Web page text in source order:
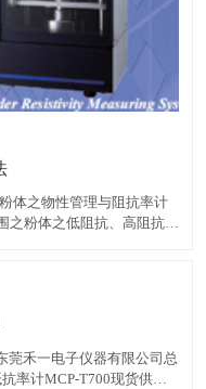
体之物性管理与阻抗率计
之粉体之低阻抗、高阻抗样
莞禾一电子仪器有限公司总
率计MCP-T700现货供应